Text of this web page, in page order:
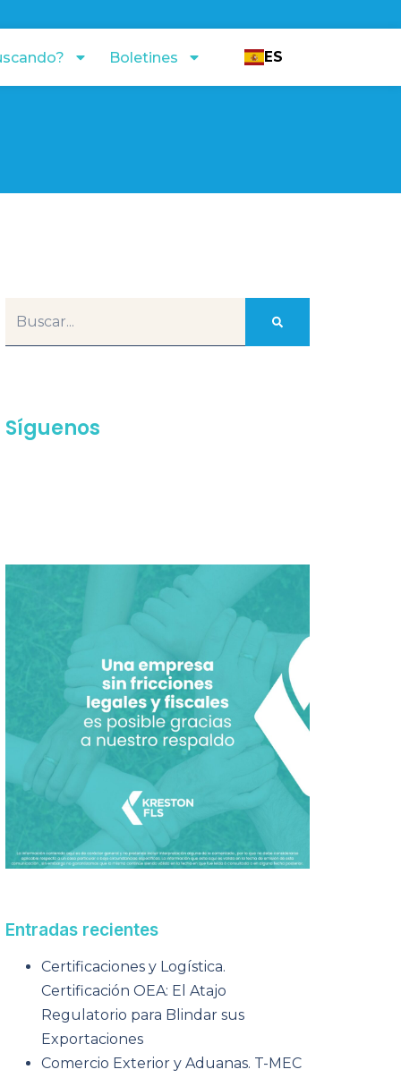
Boletines ES
Síguenos
Entradas recientes
Certificaciones y Logística.
Certificación OEA: El Atajo
Regulatorio para Blindar sus
Exportaciones
Comercio Exterior y Aduanas. T-MEC